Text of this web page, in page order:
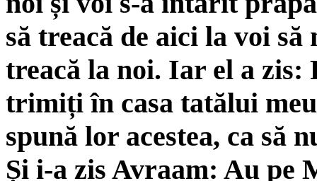
să treacă de aici la voi să
treacă la noi. Iar el a zis:
trimiți în casa tatălui
spună lor acestea, ca să
Și i-a zis Avraam: Au pe